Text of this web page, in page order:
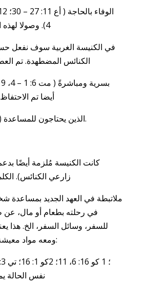
4). وصولا لهذه النهاية، فنحن الذين
في الكنيسة الغربية سوف نفعل
الكنائس المضطهدة. تم
أيضا تم
الذين يحتاجون للمساعدة ( 1 تيم 5: 3، 9، 16).
كانت الكنيسة مُلزمة أيضًا
زارعي الكنائس).
في رحلته بطعام أو مال، عن
للسفر، وسائل السفر، الخ. هذا
ومعه مواد معيشة ( أع 15: 3؛ رو 15:
نفس الحالة